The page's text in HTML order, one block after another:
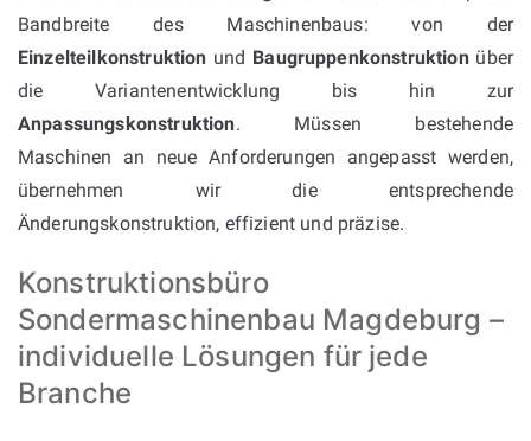
Bandbreite des Maschinenbaus: von der
Einzelteilkonstruktion und Baugruppenkonstruktionüber
die Variantenentwicklung bis hin zur
Anpassungskonstruktion. Müssen bestehende
Maschinen an neue Anforderungen angepasst werden,
übernehmen wir die entsprechende
Änderungskonstruktion, effizient und präzise.
Konstruktionsbüro
Sondermaschinenbau Magdeburg –
individuelle Lösungen für jede
Branche